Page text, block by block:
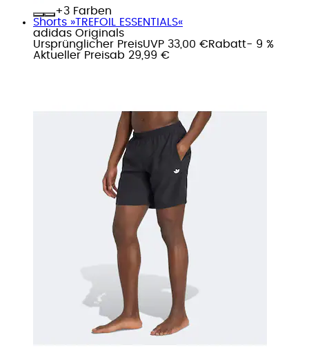
+
Farben
Shorts »TREFOIL ESSENTIALS«
adidas Originals
Ursprünglicher PreisUVP 33,00 €Rabatt- 9 %
Aktueller Preisab 29,99 €